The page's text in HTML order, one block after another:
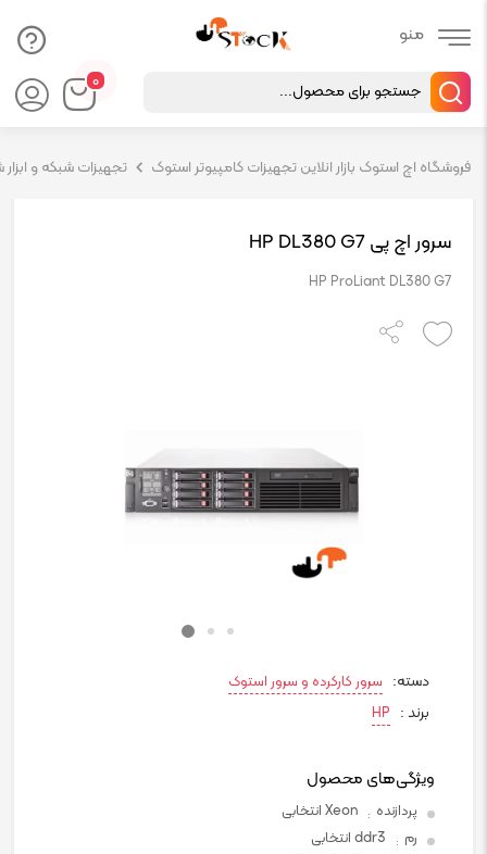
۰
Products
search
فروشگاه اچ استوک بازار انلاین تجهیزات کامپیوتر استوک تجهیزات شبکه و
سرور اچ پی HP DL380 G7
HP ProLiant DL380 G7
دسته: سرور کارکرده و سرور استوک
برند : HP
ویژگی‌های محصول
پردازنده :
Xeon انتخابی
رم :
ddr3 انتخابی